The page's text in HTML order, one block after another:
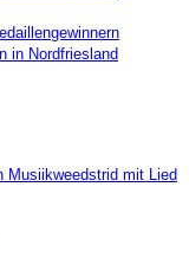
in Nordfriesland
Musiikweedstrid mit Lied